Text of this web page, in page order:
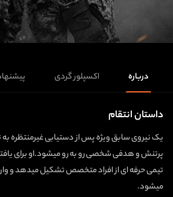
درباره اکسپلور گردی
داستان انتقام
یک نیروی سابق ویژه پس از دستیابی غیرمنتظره به
پرتنش و هدفی شخصی رو به‌ رو میشود.او برای
تیمی حرفه‌ ای از افراد متخصص تشکیل میدهد و
میشود.